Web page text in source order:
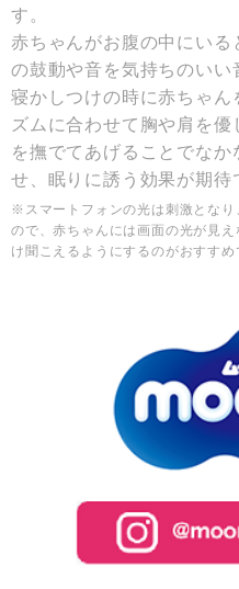
す。
赤ちゃんがお腹の中にい
の鼓動や音を気持ちのいい
寝かしつけの時に赤ちゃん
ズムに合わせて胸や肩を
を撫でてあげることでな
せ、眠りに誘う効果が期待
※スマートフォンの光は刺激とな
ので、赤ちゃんには画面の光が見
け聞こえるようにするのがおすすめ